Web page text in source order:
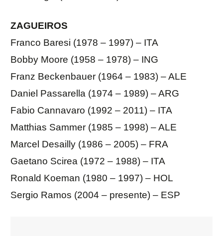
ZAGUEIROS
Franco Baresi (1978 – 1997) – ITA
Bobby Moore (1958 – 1978) – ING
Franz Beckenbauer (1964 – 1983) – ALE
Daniel Passarella (1974 – 1989) – ARG
Fabio Cannavaro (1992 – 2011) – ITA
Matthias Sammer (1985 – 1998) – ALE
Marcel Desailly (1986 – 2005) – FRA
Gaetano Scirea (1972 – 1988) – ITA
Ronald Koeman (1980 – 1997) – HOL
Sergio Ramos (2004 – presente) – ESP